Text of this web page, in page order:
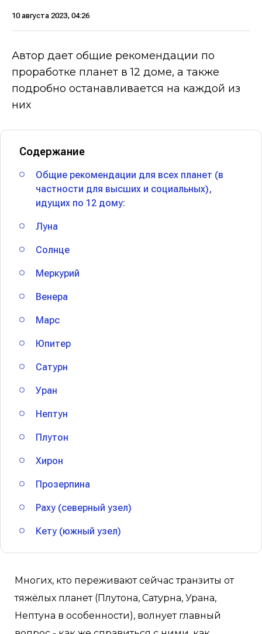
10 августа 2023, 04:26
Автор дает общие рекомендации по
проработке планет в 12 доме, а также
подробно останавливается на каждой из
них
Содержание
Общие рекомендации для всех планет (в
частности для высших и социальных),
идущих по 12 дому:
Луна
Солнце
Меркурий
Венера
Марс
Юпитер
Сатурн
Уран
Нептун
Плутон
Хирон
Прозерпина
Раху (северный узел)
Кету (южный узел)
Многих, кто переживают сейчас транзиты от
тяжёлых планет (Плутона, Сатурна, Урана,
Нептуна в особенности), волнует главный